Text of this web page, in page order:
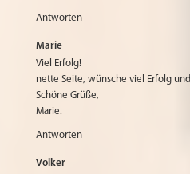
Antworten
Marie
Viel Erfolg!
nette Seite, wünsche viel Erfolg und
Schöne Grüße,
Marie.
Antworten
Volker